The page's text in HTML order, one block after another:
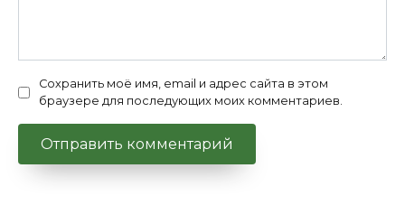
Сохранить моё имя, email и адрес сайта в этом
браузере для последующих моих комментариев.